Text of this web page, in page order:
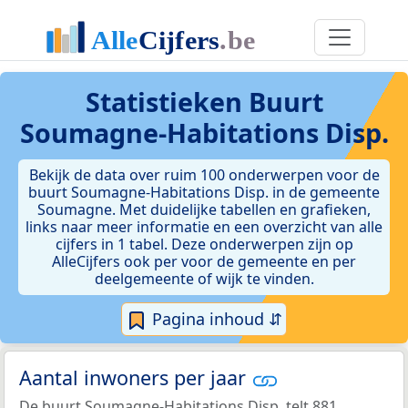
Statistieken Buurt
Soumagne-Habitations Disp.
Bekijk de data over ruim 100 onderwerpen voor de
buurt Soumagne-Habitations Disp. in de gemeente
Soumagne. Met duidelijke tabellen en grafieken,
links naar meer informatie en een overzicht van alle
cijfers in 1 tabel. Deze onderwerpen zijn op
AlleCijfers ook per voor de gemeente en per
deelgemeente of wijk te vinden.
Pagina inhoud ⇵
Aantal inwoners per jaar